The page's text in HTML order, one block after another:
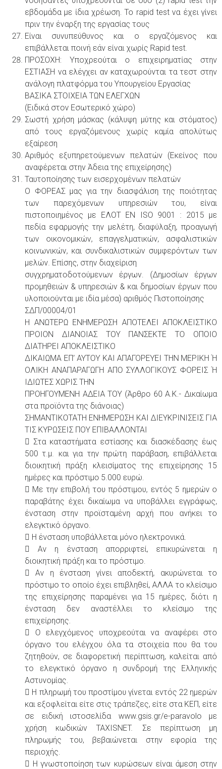
εβδομάδα με ίδια χρέωση. Το rapid test να έχει γίνει
πριν την έναρξη της εργασίας τους
Είναι συνυπεύθυνος και ο εργαζόμενος και
επιβάλλεται ποινή εάν είναι χωρίς Rapid test.
ΠΡΟΣΟΧΗ: Υποχρεούται ο επιχειρηματίας στην
ΕΣΤΙΑΣΗ να ελέγχει αν καταχωρούνται τα τεστ στην
ανάλογη πλατφόρμα του Υπουργείου Εργασίας
ΒΑΣΙΚΑ ΣΤΟΙΧΕΙΑ ΤΩΝ ΕΛΕΓΧΩΝ
(Ειδικά στον Εσωτερικό χώρο)
Σωστή χρήση μάσκας (κάλυψη μύτης και στόματος)
από τους εργαζόμενους χωρίς καμία απολύτως
εξαίρεση
Αριθμός εξυπηρετούμενων πελατών (Εκείνος που
αναφέρεται στην Άδεια της επιχείρησης)
Ταυτοποίησης των εισερχομένων πελατών
Ο ΦΟΡΕΑΣ μας για την διασφάλιση της ποιότητας
των παρεχόμενων υπηρεσιών του, είναι
πιστοποιημένος με ΕΛΟΤ ΕΝ ISO 9001 : 2015 με
πεδία εφαρμογής την μελέτη, διαφύλαξη, προαγωγή
των οικονομικών, επαγγελματικών, ασφαλιστικών
κοινωνικών, και συνδικαλιστικών συμφερόντων των
μελών. Επίσης, στην διαχείριση
συγχρηματοδοτούμενων έργων. (Δημοσίων έργων
προμηθειών & υπηρεσιών & και δημοσίων έργων που
υλοποιούνται με ιδία μέσα) αριθμός Πιστοποίησης
ΣΔΠ/00004/01
Η ΑΝΩΤΕΡΩ ΕΝΗΜΕΡΩΣΗ ΑΠΟΤΕΛΕΙ ΑΠΟΚΛΕΙΣΤΙΚΟ
ΠΡΟΙΟΝ ΔΙΑΝΟΙΑΣ ΤΟΥ ΠΑΝΣΕΚΤΕ ΤΟ ΟΠΟΙΟ
ΔΙΑΤΗΡΕΙ ΑΠΟΚΛΕΙΣΤΙΚΟ
ΔΙΚΑΙΩΜΑ ΕΠ’ ΑΥΤΟΥ ΚΑΙ ΑΠΑΓΟΡΕΥΕΙ ΤΗΝ ΜΕΡΙΚΗ Ή
ΟΛΙΚΗ ΑΝΑΠΑΡΑΓΩΓΗ ΑΠΟ ΣΥΛΛΟΓΙΚΟΥΣ ΦΟΡΕΙΣ Ή
ΙΔΙΩΤΕΣ ΧΩΡΙΣ ΤΗΝ
ΠΡΟΗΓΟΥΜΕΝΗ ΑΔΕΙΑ ΤΟΥ (Άρθρο 60 Α.Κ.- Δικαίωμα
στα προϊόντα της διάνοιας)
ΣΗΜΑΝΤΙΚΟΤΑΤΗ ΕΝΗΜΕΡΩΣΗ ΚΑΙ ΔΙΕΥΚΡΙΝΙΣΕΙΣ ΓΙΑ
ΤΙΣ ΚΥΡΩΣΕΙΣ ΠΟΥ ΕΠΙΒΑΛΛΟΝΤΑΙ
 Στα καταστήματα εστίασης και διασκέδασης έως
500 τ.μ. και για την πρώτη παράβαση, επιβάλλεται
διοικητική πράξη κλεισίματος της επιχείρησης 15
ημέρες και πρόστιμο 5.000 ευρώ.
 Με την επιβολή του πρόστιμου, εντός 5 ημερών ο
παραβάτης έχει δικαίωμα να υποβάλλει εγγράφως,
ένσταση στην προϊσταμένη αρχή που ανήκει το
ελεγκτικό όργανο.
 Η ένσταση υποβάλλεται μόνο ηλεκτρονικά.
 Αν η ένσταση απορριφτεί, επικυρώνεται η
διοικητική πράξη και το πρόστιμο.
 Αν η ένσταση γίνει αποδεκτή, ακυρώνεται το
πρόστιμο το οποίο έχει επιβληθεί, ΑΛΛΑ το κλείσιμο
της επιχείρησης παραμένει για 15 ημέρες, διότι η
ένσταση δεν αναστέλλει το κλείσιμο της
επιχείρησης.
 Ο ελεγχόμενος υποχρεούται να αναφέρει στο
όργανο του ελέγχου όλα τα στοιχεία που θα του
ζητηθούν, σε διαφορετική περίπτωση, καλείται από
το ελεγκτικό όργανο η συνδρομή της Ελληνικής
Αστυνομίας.
 Η πληρωμή του προστίμου γίνεται εντός 22 ημερών
και εξοφλείται είτε στις τράπεζες, είτε στα ΚΕΠ, είτε
σε ειδική ιστοσελίδα www.gsis.gr/e-paravolo με
χρήση κωδικών TAXISNET. Σε περίπτωση μη
πληρωμής του, βεβαιώνεται στην εφορία της
περιοχής.
 Η γνωστοποίηση των κυρώσεων είναι άμεση στην